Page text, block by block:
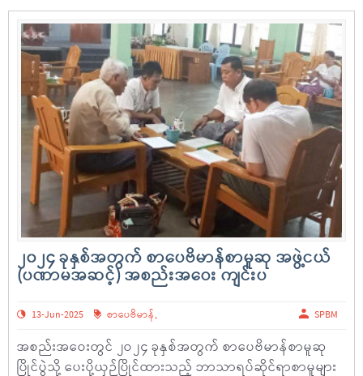
၂၀၂၄ ခုနှစ်အတွက် စာပေဗိမာန်စာမူဆု အဖွဲ့ငယ်
(ပဏာမအဆင့်) အစည်းအဝေး ကျင်းပ
13-Jun-2025 စာပေဗိမာန်, SPBM
အစည်းအဝေးတွင် ၂ဝ၂၄ ခုနှစ်အတွက် စာပေဗိမာန်စာမူဆု
ပြိုင်ပွဲသို့ ပေးပို့ယှဉ်ပြိုင်ထားသည့် ဘာသာရပ်ဆိုင်ရာစာမူများ